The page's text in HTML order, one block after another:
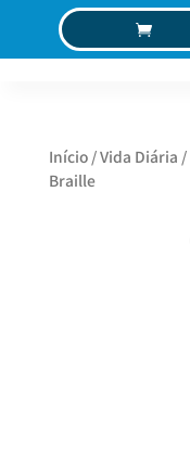
C
Início/Vida Diária /
Braille